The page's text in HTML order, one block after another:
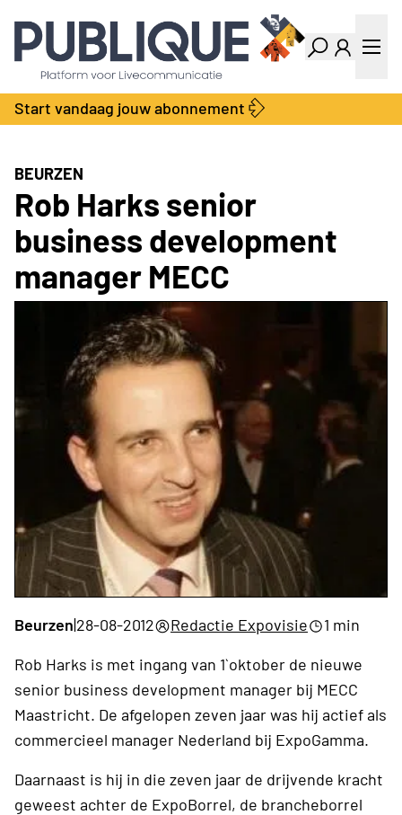
Industry Dashboard
Vacatures
Kalender
Producten
Bedrijvengids
Locatie Finder
Contact
Over ons
Adverteren
Abonnementen
Start vandaag jouw abonnement
BEURZEN
Rob Harks senior
business development
manager MECC
Beurzen|28-08-2012 Redactie Expovisie
1 min
Rob Harks is met ingang van 1`oktober de nieuwe
senior business development manager bij MECC
Maastricht. De afgelopen zeven jaar was hij actief als
commercieel manager Nederland bij ExpoGamma.
Daarnaast is hij in die zeven jaar de drijvende kracht
geweest achter de ExpoBorrel, de brancheborrel